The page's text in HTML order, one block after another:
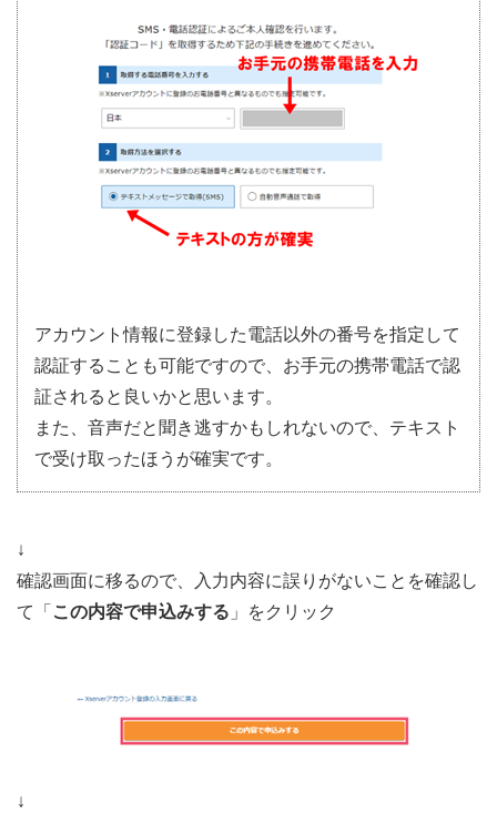
アカウント情報に登録した電話以外の番号を指定して
認証することも可能ですので、お手元の携帯電話で認
証されると良いかと思います。
また、音声だと聞き逃すかもしれないので、テキスト
で受け取ったほうが確実です。
↓
確認画面に移るので、入力内容に誤りがないことを確認し
て「 この内容で申込みする 」をクリック
↓